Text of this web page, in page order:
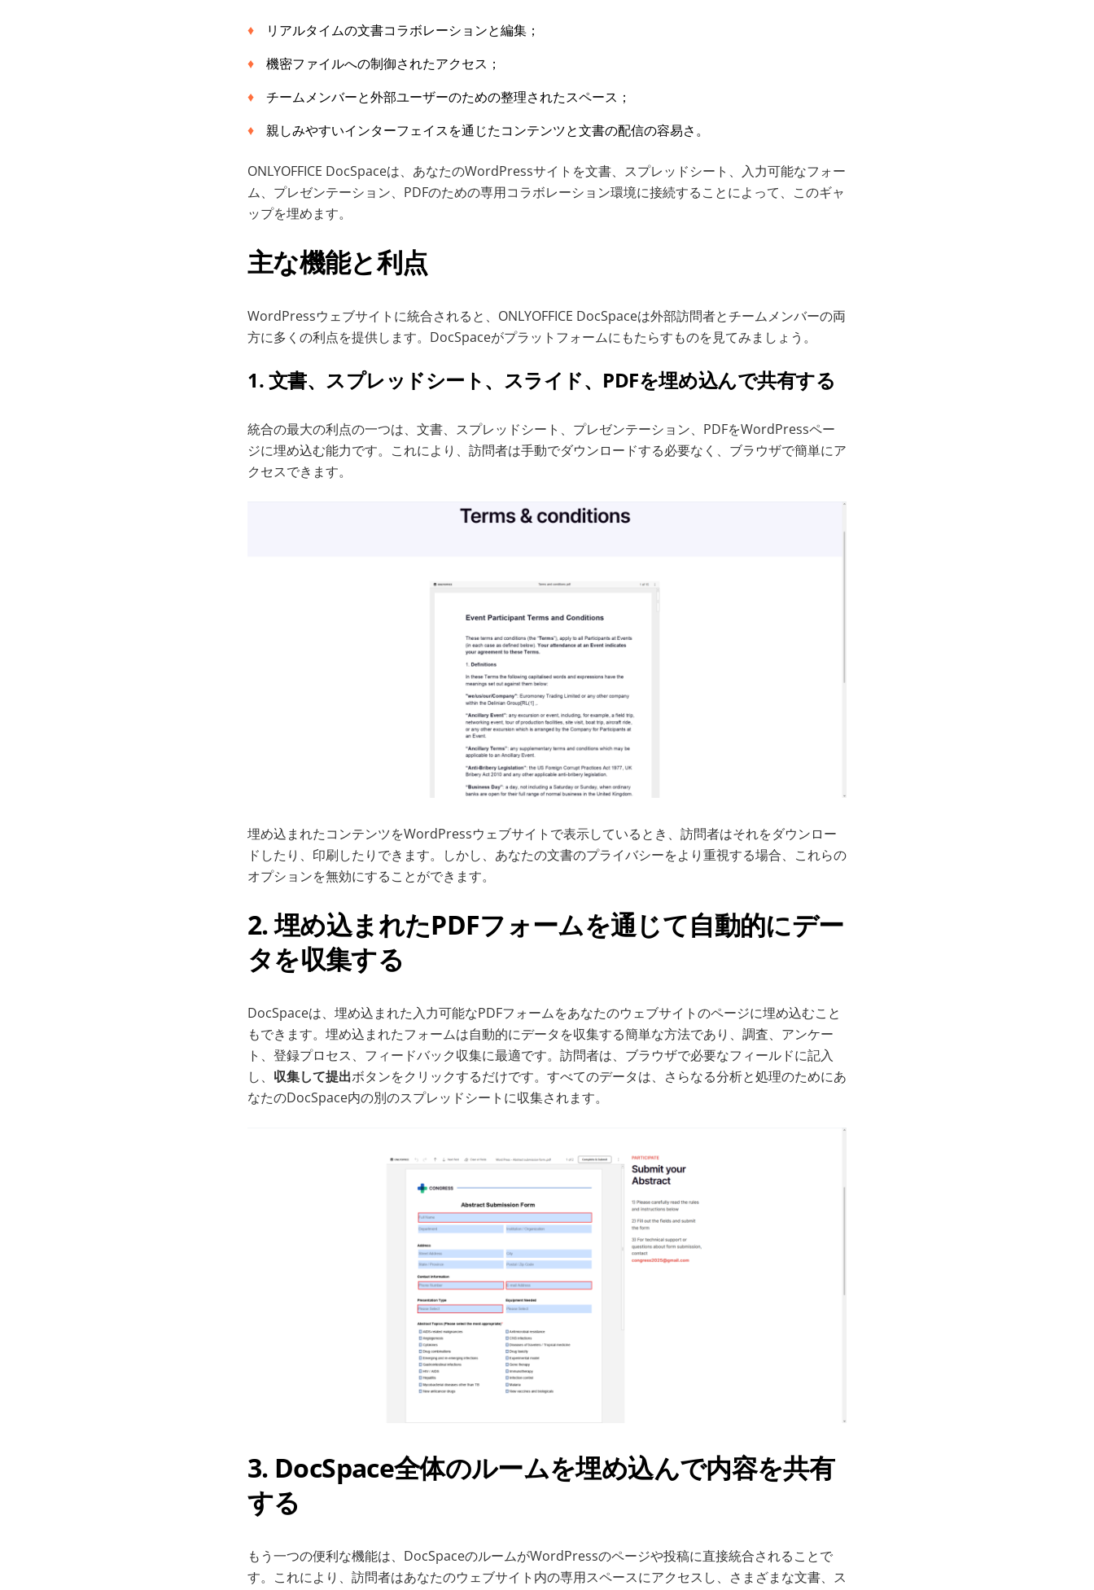
リアルタイムの文書コラボレーションと編集；
機密ファイルへの制御されたアクセス；
チームメンバーと外部ユーザーのための整理されたスペース；
親しみやすいインターフェイスを通じたコンテンツと文書の配信の容易さ。
ONLYOFFICE DocSpaceは、あなたのWordPressサイトを文書、スプレッドシート、入力可能なフォー
ム、プレゼンテーション、PDFのための専用コラボレーション環境に接続することによって、このギャ
ップを埋めます。
主な機能と利点
WordPressウェブサイトに統合されると、ONLYOFFICE DocSpaceは外部訪問者とチームメンバーの両
方に多くの利点を提供します。DocSpaceがプラットフォームにもたらすものを見てみましょう。
1. 文書、スプレッドシート、スライド、PDFを埋め込んで共有する
統合の最大の利点の一つは、文書、スプレッドシート、プレゼンテーション、PDFをWordPressペー
ジに埋め込む能力です。これにより、訪問者は手動でダウンロードする必要なく、ブラウザで簡単にア
クセスできます。
埋め込まれたコンテンツをWordPressウェブサイトで表示しているとき、訪問者はそれをダウンロー
ドしたり、印刷したりできます。しかし、あなたの文書のプライバシーをより重視する場合、これらの
オプションを無効にすることができます。
2. 埋め込まれたPDFフォームを通じて自動的にデー
タを収集する
DocSpaceは、埋め込まれた入力可能なPDFフォームをあなたのウェブサイトのページに埋め込むこと
もできます。埋め込まれたフォームは自動的にデータを収集する簡単な方法であり、調査、アンケー
ト、登録プロセス、フィードバック収集に最適です。訪問者は、ブラウザで必要なフィールドに記入
し、 収集して提出ボタンをクリックするだけです。すべてのデータは、さらなる分析と処理のためにあ
なたのDocSpace内の別のスプレッドシートに収集されます。
3. DocSpace全体のルームを埋め込んで内容を共有
する
もう一つの便利な機能は、DocSpaceのルームがWordPressのページや投稿に直接統合されることで
す。これにより、訪問者はあなたのウェブサイト内の専用スペースにアクセスし、さまざまな文書、ス